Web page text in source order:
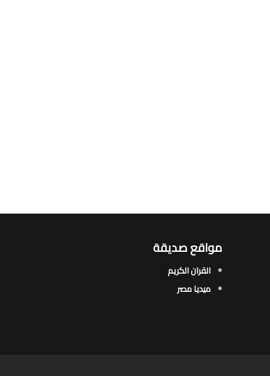
مواقع صديقة
القران الكريم
ميديا مصر